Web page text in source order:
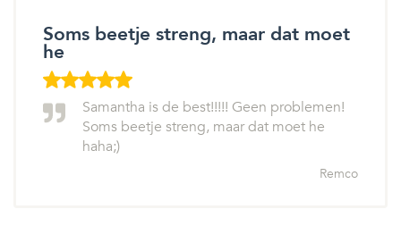
Soms beetje streng, maar dat moet
he
Samantha is de best!!!!! Geen problemen!
Soms beetje streng, maar dat moet he
haha;)
Remco